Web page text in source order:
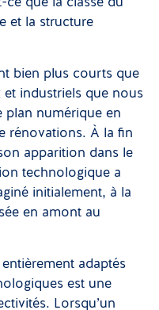
ce que la classe du
et la structure
bien plus courts que
industriels que nous
plan numérique en
rénovations. À la fin
apparition dans le
technologique a
initialement, à la
en amont au
adaptés
est une
Lorsqu’un